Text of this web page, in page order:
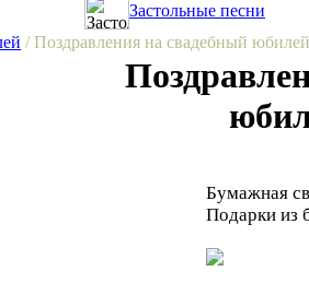
Застольные песни
/ Поздравления на свадебный
Бумажная
Подарки из